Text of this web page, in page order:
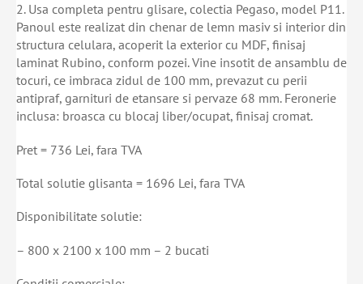
2. Usa completa pentru glisare, colectia Pegaso, model P11.
Panoul este realizat din chenar de lemn masiv si interior din
structura celulara, acoperit la exterior cu MDF, finisaj
laminat Rubino, conform pozei. Vine insotit de ansamblu de
tocuri, ce imbraca zidul de 100 mm, prevazut cu perii
antipraf, garnituri de etansare si pervaze 68 mm. Feronerie
inclusa: broasca cu blocaj liber/ocupat, finisaj cromat.
Pret = 736 Lei, fara TVA
Total solutie glisanta = 1696 Lei, fara TVA
Disponibilitate solutie:
– 800 x 2100 x 100 mm – 2 bucati